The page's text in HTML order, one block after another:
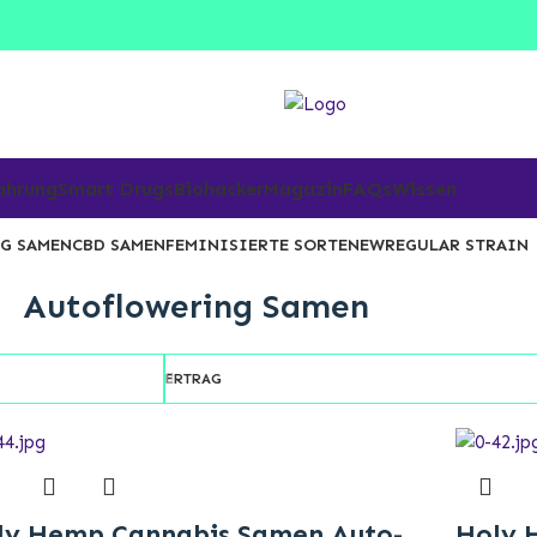
Smart DrugsBiohackerMagazinFAQsWissen
SAMENCBD SAMENFEMINISIERTE SORTENEWREGULAR STRAIN
Autoflowering Samen
ERTRAG